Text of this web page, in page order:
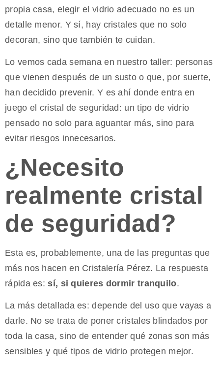
propia casa, elegir el vidrio adecuado no es un
detalle menor. Y sí, hay cristales que no solo
decoran, sino que también te cuidan.
Lo vemos cada semana en nuestro taller: personas
que vienen después de un susto o que, por suerte,
han decidido prevenir. Y es ahí donde entra en
juego el cristal de seguridad: un tipo de vidrio
pensado no solo para aguantar más, sino para
evitar riesgos innecesarios.
¿Necesito
realmente cristal
de seguridad?
Esta es, probablemente, una de las preguntas que
más nos hacen en Cristalería Pérez. La respuesta
rápida es:sí, si quieres dormir tranquilo.
La más detallada es: depende del uso que vayas a
darle. No se trata de poner cristales blindados por
toda la casa, sino de entender qué zonas son más
sensibles y qué tipos de vidrio protegen mejor.